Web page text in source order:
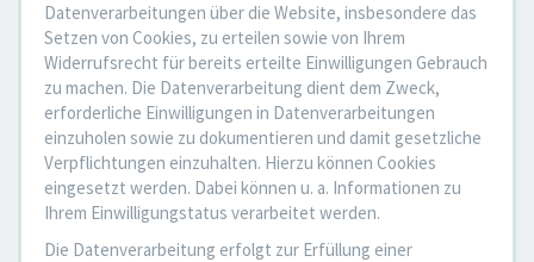
Datenverarbeitungen über die Website, insbesondere das
Setzen von Cookies, zu erteilen sowie von Ihrem
Widerrufsrecht für bereits erteilte Einwilligungen Gebrauch
zu machen. Die Datenverarbeitung dient dem Zweck,
erforderliche Einwilligungen in Datenverarbeitungen
einzuholen sowie zu dokumentieren und damit gesetzliche
Verpflichtungen einzuhalten. Hierzu können Cookies
eingesetzt werden. Dabei können u. a. Informationen zu
Ihrem Einwilligungstatus verarbeitet werden.
Die Datenverarbeitung erfolgt zur Erfüllung einer